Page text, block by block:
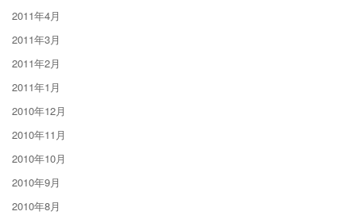
2011年4月
2011年3月
2011年2月
2011年1月
2010年12月
2010年11月
2010年10月
2010年9月
2010年8月